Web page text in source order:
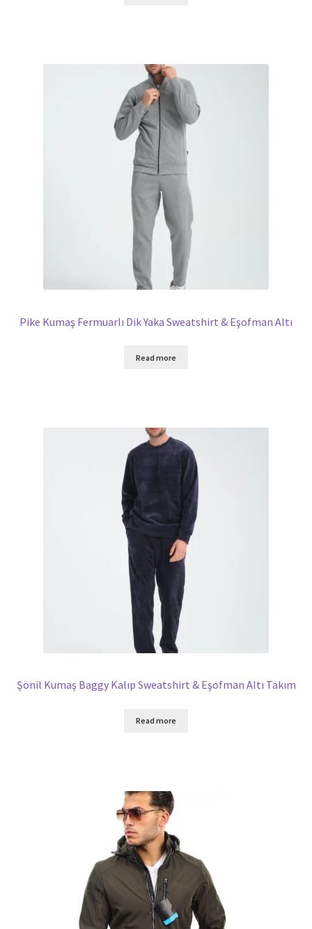
Pike Kumaş Fermuarlı Dik Yaka Sweatshirt & Eşofman Altı
Read more
Şönil Kumaş Baggy Kalıp Sweatshirt & Eşofman Altı Takım
Read more